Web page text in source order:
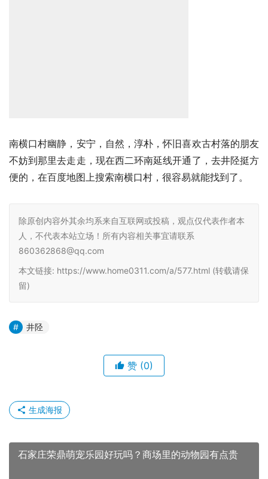
南横口村幽静，安宁，自然，淳朴，怀旧喜欢古村落的朋友
不妨到那里去走走，现在西二环南延线开通了，去井陉挺方
便的，在百度地图上搜索南横口村，很容易就能找到了。
除原创内容外其余均系来自互联网或投稿，观点仅代表作者本
人，不代表本站立场！所有内容相关事宜请联系
860362868@qq.com
本文链接: https://www.home0311.com/a/577.html (转载请保
留)
井陉
赞 (0)
生成海报
石家庄荣鼎萌宠乐园好玩吗？商场里的动物园有点贵